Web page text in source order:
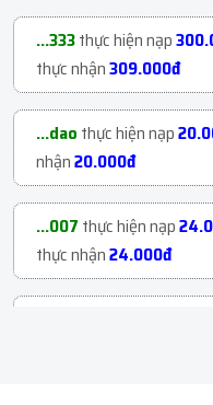
...600mua2 H122. ACC
MA...với giá163.800đ
...997mua1H22. Clone
với giá39.000đ
...daomua1 H304.
Ngâm...với giá14.600đ
...owzmua1H114.
...333thực hiện nạp
thực nhận309.000đ
...dao thực hiện nạp
nhận20.000đ
...007 thực hiện nạp
thực nhận24.000đ